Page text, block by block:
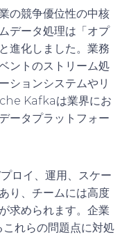
の競争優位性の中核
データ処理は「オプ
進化しました。業務
ントのストリーム処
ションシステムやリ
Kafkaは業界にお
ータプラットフォー
ロイ、運用、スケー
り、チームには高度
求められます。企業
れらの問題点に対処